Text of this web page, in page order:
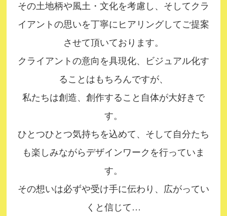
2018.01.01
新年あけましておめでとうございます。本
年もどうぞよろしくお願い申し上げます。
2017.12.19
2017年12月28日（木）～2018年1月８日
（祝・月）は年末年始休業とさせていただ
きます。ご迷惑をおかけしますが、よろし
くお願い申し上げます。
2017.12.18
オフィシャルサイトをリニューアル公開い
たしました。順次、制作事例など公開させ
ていただきます。今後ともよろしくお願い
その土地柄や風土・文化を考慮し、そしてクラ
イアントの思いを丁寧にヒアリングしてご提案
させて頂いております。
クライアントの意向を具現化、ビジュアル化す
ることはもちろんですが、
私たちは創造、創作すること自体が大好きで
す。
ひとつひとつ気持ちを込めて、そして自分たち
も楽しみながらデザインワークを行っていま
す。
その想いは必ずや受け手に伝わり、広がってい
くと信じて…